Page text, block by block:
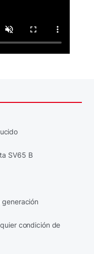
SV65 B
condición de